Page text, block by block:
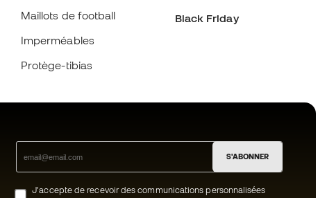
Maillots de football
Imperméables
Protège-tibias
Black Friday
S'ABONNER
J’accepte de recevoir des communications personnalisées